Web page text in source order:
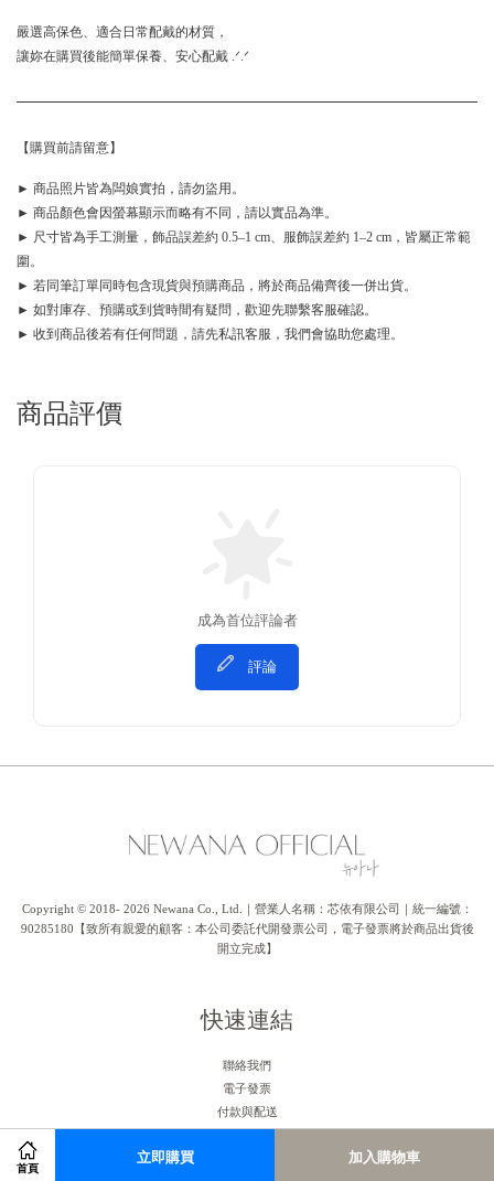
首頁
立即購買 加入購物車
嚴選高保色、適合日常配戴的材質，
讓妳在購買後能簡單保養、安心配戴 .ᐟ.ᐟ
【購買前請留意】
► 商品照片皆為闆娘實拍，請勿盜用。
► 商品顏色會因螢幕顯示而略有不同，請以實品為準。
► 尺寸皆為手工測量，飾品誤差約 0.5–1 cm、服飾誤差約 1–2 cm，皆屬正常範
圍。
► 若同筆訂單同時包含現貨與預購商品，將於商品備齊後一併出貨。
► 如對庫存、預購或到貨時間有疑問，歡迎先聯繫客服確認。
► 收到商品後若有任何問題，請先私訊客服，我們會協助您處理。
商品評價
成為首位評論者
評論
Copyright © 2018- 2026 Newana Co., Ltd.｜營業人名稱：芯依有限公司｜統一編號：
90285180【致所有親愛的顧客：本公司委託代開發票公司，電子發票將於商品出貨後
開立完成】
快速連結
聯絡我們
電子發票
付款與配送